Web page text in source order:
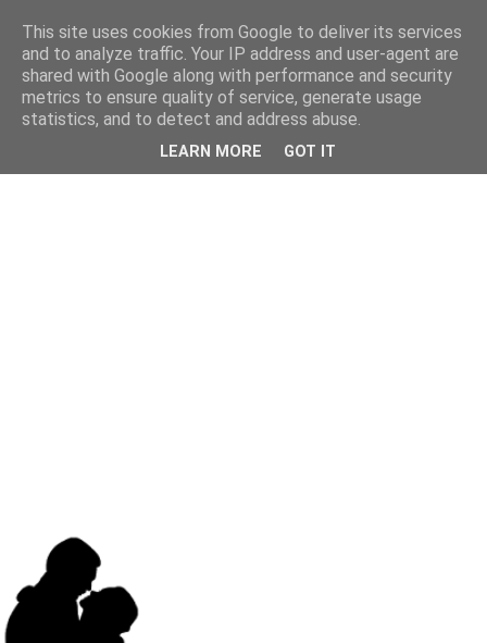
This site uses cookies from Google to deliver its services
and to analyze traffic. Your IP address and user-agent are
shared with Google along with performance and security
metrics to ensure quality of service, generate usage
statistics, and to detect and address abuse.
LEARN MORE GOT IT